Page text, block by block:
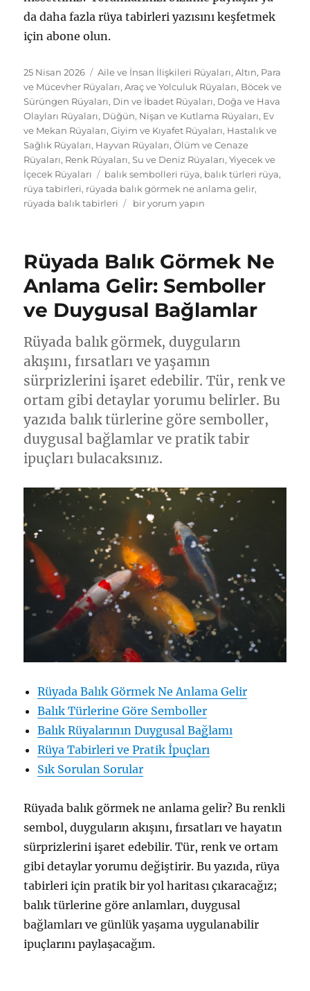
da daha fazla rüya tabirleri yazısını keşfetmek
için abone olun.
Yayın
tarihi
25 Nisan 2026 Kategoriler
Aile ve İnsan İlişkileri Rüyaları,Altın, Para
ve Mücevher Rüyaları,Araç ve Yolculuk Rüyaları, Böcek ve
Sürüngen Rüyaları, Din ve İbadet Rüyaları, Doğa ve Hava
Olayları Rüyaları, Düğün, Nişan ve Kutlama Rüyaları, Ev
ve Mekan Rüyaları,Giyim ve Kıyafet Rüyaları, Hastalık ve
Sağlık Rüyaları, Hayvan Rüyaları,Ölüm ve Cenaze
Rüyaları, Renk Rüyaları,Su ve Deniz Rüyaları,Yiyecek ve
İçecek Rüyaları
Etiketler
balık sembolleri rüya, balık türleri rüya,
rüya tabirleri, rüyada balık görmek ne anlama gelir,
rüyada balık tabirleri
Rüyada
Göre
Semboller
ve
İçgörü
için
bir yorum yapın
Rüyada Balık Görmek Ne
Anlama Gelir: Semboller
ve Duygusal Bağlamlar
Rüyada balık görmek, duyguların
akışını, fırsatları ve yaşamın
sürprizlerini işaret edebilir. Tür, renk ve
ortam gibi detaylar yorumu belirler. Bu
yazıda balık türlerine göre semboller,
duygusal bağlamlar ve pratik tabir
ipuçları bulacaksınız.
Rüyada Balık Görmek Ne Anlama Gelir
Balık Türlerine Göre Semboller
Balık Rüyalarının Duygusal Bağlamı
Rüya Tabirleri ve Pratik İpuçları
Sık Sorulan Sorular
Rüyada balık görmek ne anlama gelir? Bu renkli
sembol, duyguların akışını, fırsatları ve hayatın
sürprizlerini işaret edebilir. Tür, renk ve ortam
gibi detaylar yorumu değiştirir. Bu yazıda, rüya
tabirleri için pratik bir yol haritası çıkaracağız;
balık türlerine göre anlamları, duygusal
bağlamları ve günlük yaşama uygulanabilir
ipuçlarını paylaşacağım.